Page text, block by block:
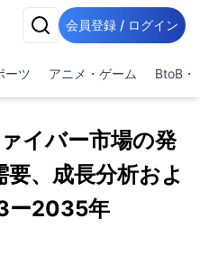
会員登録 / ログイン
ーツ アニメ・ゲーム BtoB・
イバー市場の発
、成長分析およ
ー2035年